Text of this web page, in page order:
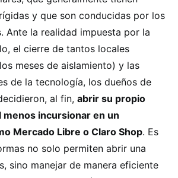
y que son conducidas por los
Ante la realidad impuesta por la
el cierre de tantos locales
meses de aislamiento) y las
de la tecnología, los dueños de
al fin, abrir su propio
menos incursionar en un
Mercado Libre o Claro Shop. Es
no solo permiten abrir una
sino manejar de manera eficiente